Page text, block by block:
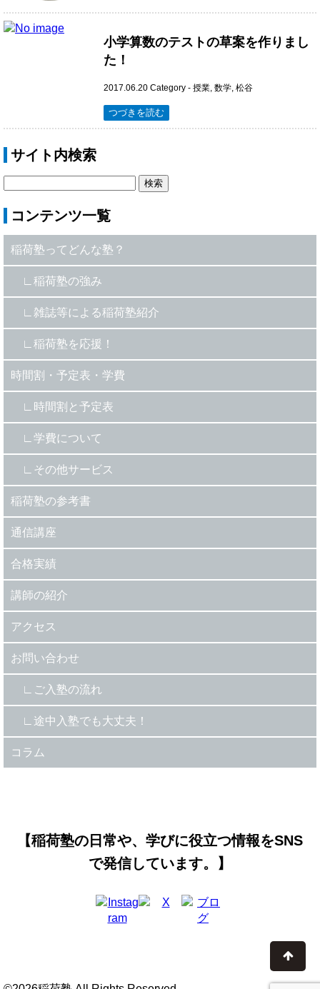
小学算数のテストの草案を作りまし
た！
2017.06.20 Category - 授業, 数学, 松谷
つづきを読む
サイト内検索
コンテンツ一覧
稲荷塾ってどんな塾？
稲荷塾の強み
雑誌等による稲荷塾紹介
稲荷塾を応援！
時間割・予定表・学費
時間割と予定表
学費について
その他サービス
稲荷塾の参考書
通信講座
合格実績
講師の紹介
アクセス
お問い合わせ
ご入塾の流れ
途中入塾でも大丈夫！
コラム
【稲荷塾の日常や、学びに役立つ情報をSNS
で発信しています。】